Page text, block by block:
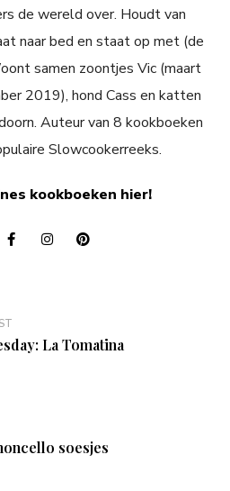
de wereld over. Houdt van
naar bed en staat op met (de
samen zoontjes Vic (maart
2019), hond Cass en katten
Auteur van 8 kookboeken
Slowcookerreeks.
kookboeken hier!
La Tomatina
soesjes